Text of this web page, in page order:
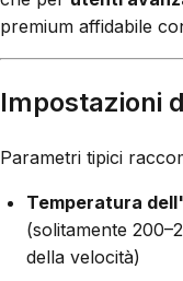
premium affidabile
Impostazioni
Parametri tipici
Temperatura
(solitamente
della velocità)